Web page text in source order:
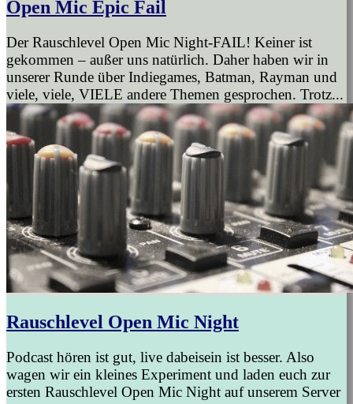
Open Mic Epic Fail
Der Rauschlevel Open Mic Night-FAIL! Keiner ist
gekommen – außer uns natürlich. Daher haben wir in
unserer Runde über Indiegames, Batman, Rayman und
viele, viele, VIELE andere Themen gesprochen. Trotz...
Rauschlevel Open Mic Night
Podcast hören ist gut, live dabeisein ist besser. Also
wagen wir ein kleines Experiment und laden euch zur
ersten Rauschlevel Open Mic Night auf unserem Server